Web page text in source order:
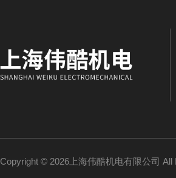
Copyright © 2026上海伟酷机电有限公司